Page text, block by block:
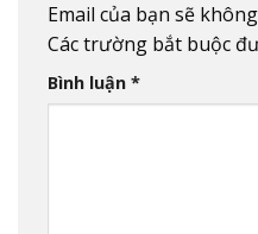
Email của bạn sẽ
Các trường bắt buộc
Bình luận *